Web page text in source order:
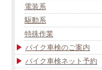
電装系
駆動系
特殊作業
バイク車検のご案内
バイク車検ネット予約